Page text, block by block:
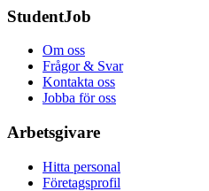
StudentJob
Om oss
Frågor & Svar
Kontakta oss
Jobba för oss
Arbetsgivare
Hitta personal
Företagsprofil